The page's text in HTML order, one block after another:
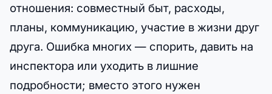
отношения: совместный быт, расходы,
планы, коммуникацию, участие в жизни друг
друга. Ошибка многих — спорить, давить на
инспектора или уходить в лишние
подробности; вместо этого нужен